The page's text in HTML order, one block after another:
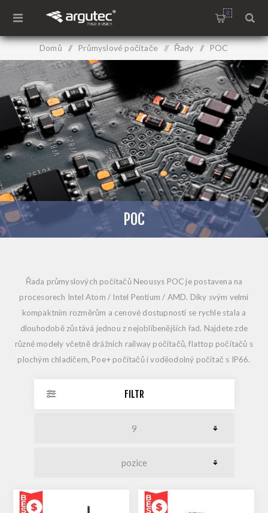
0
Domů / Průmyslové počítače / Řady / POC
POC
Řada průmyslových počítačů Neousys POC je postavena na
procesorech Intel Atom / Intel Pentium / AMD. Díky svým velmi
kompaktním rozměrům a cenové dostupnosti se rychle stala a
dlouhodobě zůstává jednou z nejoblíbenějších řad. Najdete zde
různé modely včetně drážních railway počítačů, flattop počítačů s
plochým chladičem, Poe+ počítačů i voděodolný počítač s IP66.
FILTR